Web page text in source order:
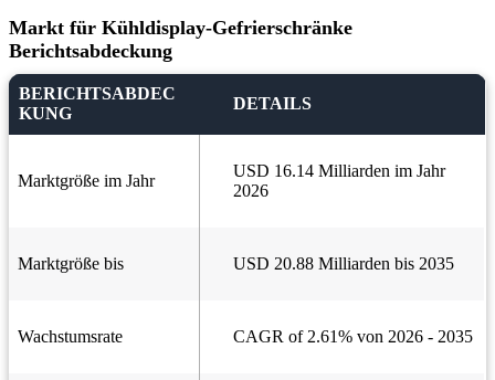
Markt für Kühldisplay-Gefrierschränke
Berichtsabdeckung
BERICHTSABDEC
KUNG
DETAILS
Marktgröße im Jahr
USD 16.14 Milliarden im Jahr
2026
Marktgröße bis USD 20.88 Milliarden bis 2035
Wachstumsrate CAGR of 2.61% von 2026 - 2035